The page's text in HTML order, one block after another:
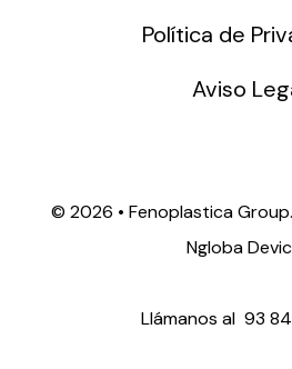
Política de
Aviso
© 2026 • Fenoplastica
Ngloba
Llámanos al 93